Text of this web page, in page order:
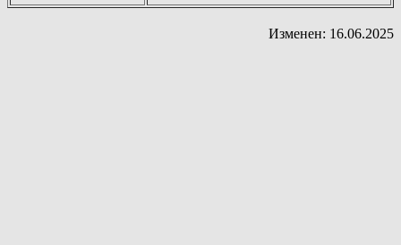
Изменен: 16.06.2025